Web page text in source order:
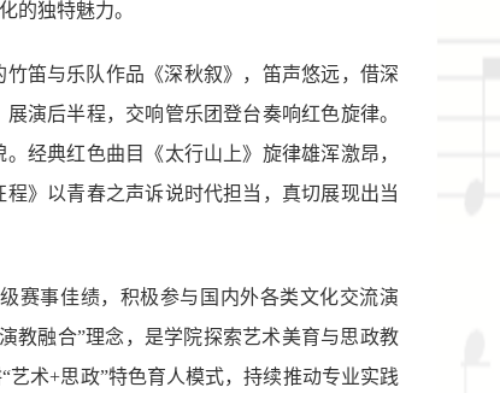
的独特魅力。
笛与乐队作品《深秋叙》，笛声悠远，借深
演后半程，交响管乐团登台奏响红色旋律。
经典红色曲目《太行山上》旋律雄浑激昂，
》以青春之声诉说时代担当，真切展现出当
赛事佳绩，积极参与国内外各类文化交流演
教融合”理念，是学院探索艺术美育与思政教
术+思政”特色育人模式，持续推动专业实践